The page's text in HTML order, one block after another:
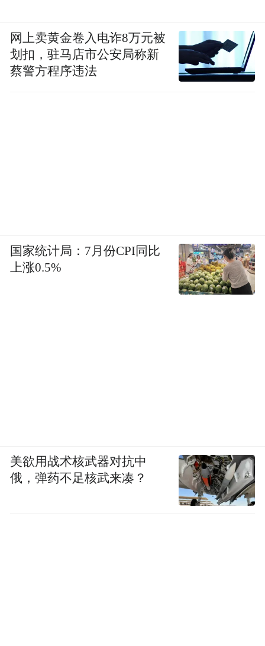
网上卖黄金卷入电诈8万元被
划扣，驻马店市公安局称新
蔡警方程序违法
国家统计局：7月份CPI同比
上涨0.5%
美欲用战术核武器对抗中
俄，弹药不足核武来凑？